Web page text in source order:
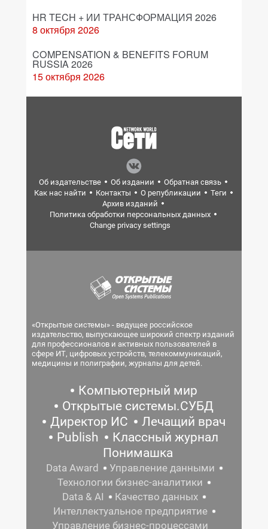
HR TECH + ИИ ТРАНСФОРМАЦИЯ 2026
8 октября 2026
COMPENSATION & BENEFITS FORUM
RUSSIA 2026
15 октября 2026
Об издательстве Об издании
Обратная связь
Как нас найти
Контакты О републикации
Теги
Архив изданий
Политика обработки персональных данных
Change privacy settings
«Открытые системы» - ведущее российское
издательство, выпускающее широкий спектр изданий
для профессионалов и активных пользователей в
сфере ИТ, цифровых устройств, телекоммуникаций,
медицины и полиграфии, журналы для детей.
Компьютерный мир
Открытые системы.СУБД
Директор ИС
Лечащий врач
Publish
Классный журнал
Понимашка
Data Award
Управление данными
Технологии бизнес-аналитики
Data & AI
Качество данных
Интеллектуальное предприятие
Управление бизнес-процессами